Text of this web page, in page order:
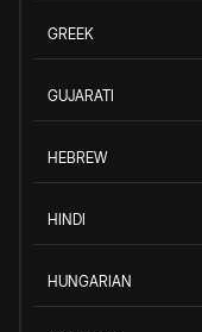
GREEK
GUJARATI
HEBREW
HINDI
HUNGARIAN